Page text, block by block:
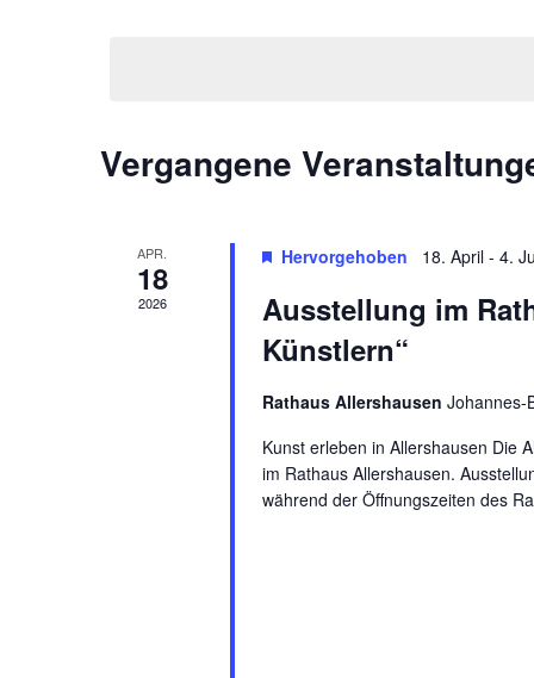
Navigation
Vergangene
APR.
18
2026
Hervorgehoben 18. April- 4.
Ausstellung im
Künstlern“
Rathaus Allershausen Johannes-
Kunst erleben in Allershausen Die
im Rathaus Allershausen.
während der Öffnungszeiten des